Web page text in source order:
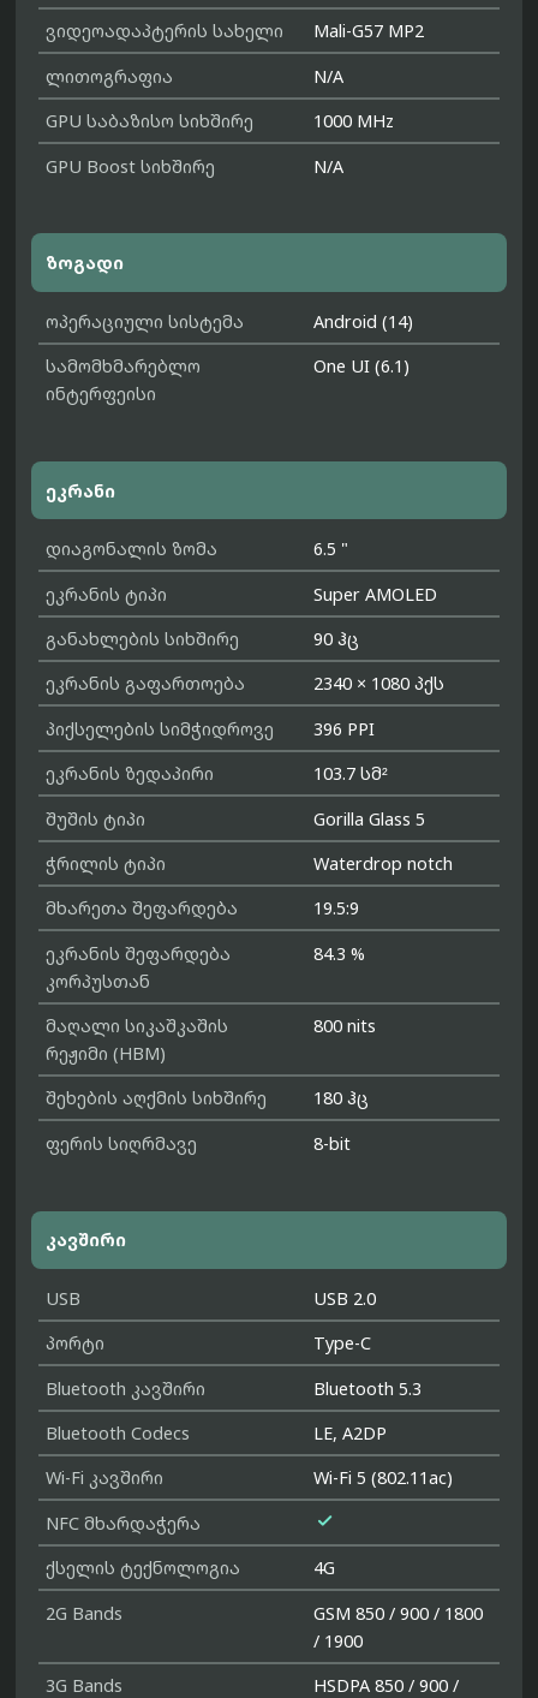
ვიდეოადაპტერის სახელი
Mali-G57 MP2
ლითოგრაფია
N/A
GPU საბაზისო სიხშირე
1000 MHz
GPU Boost სიხშირე
N/A
ზოგადი
ოპერაციული სისტემა
Android (14)
სამომხმარებლო
ინტერფეისი
One UI (6.1)
ეკრანი
დიაგონალის ზომა
6.5 "
ეკრანის ტიპი
Super AMOLED
განახლების სიხშირე
90 ჰც
ეკრანის გაფართოება
2340 × 1080 პქს
პიქსელების სიმჭიდროვე
396 PPI
ეკრანის ზედაპირი
103.7 სმ²
შუშის ტიპი
Gorilla Glass 5
ჭრილის ტიპი
Waterdrop notch
მხარეთა შეფარდება
19.5:9
ეკრანის შეფარდება
კორპუსთან
84.3 %
მაღალი სიკაშკაშის
რეჟიმი (HBM)
800 nits
შეხების აღქმის სიხშირე
180 ჰც
ფერის სიღრმავე
8-bit
კავშირი
USB
USB 2.0
პორტი
Type-C
Bluetooth კავშირი
Bluetooth 5.3
Bluetooth Codecs
LE, A2DP
Wi-Fi კავშირი
Wi-Fi 5 (802.11ac)
NFC მხარდაჭერა

ქსელის ტექნოლოგია
4G
2G Bands
GSM 850 / 900 / 1800
/ 1900
3G Bands
HSDPA 850 / 900 /